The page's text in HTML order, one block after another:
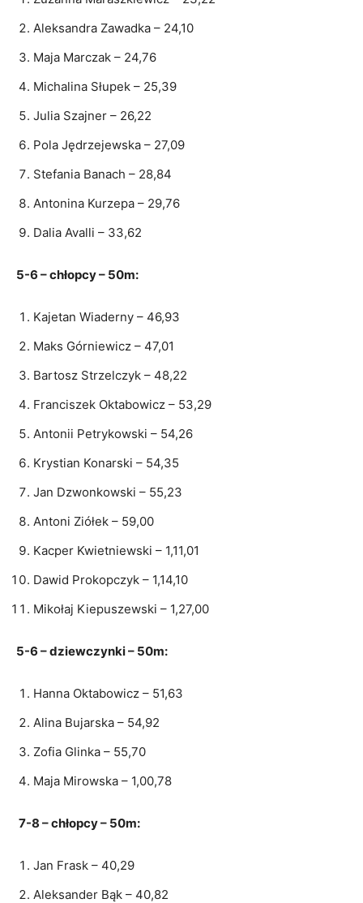
Aleksandra Zawadka – 24,10
Maja Marczak – 24,76
Michalina Słupek – 25,39
Julia Szajner – 26,22
Pola Jędrzejewska – 27,09
Stefania Banach – 28,84
Antonina Kurzepa – 29,76
Dalia Avalli – 33,62
5-6 – chłopcy – 50m:
Kajetan Wiaderny – 46,93
Maks Górniewicz – 47,01
Bartosz Strzelczyk – 48,22
Franciszek Oktabowicz – 53,29
Antonii Petrykowski – 54,26
Krystian Konarski – 54,35
Jan Dzwonkowski – 55,23
Antoni Ziółek – 59,00
Kacper Kwietniewski – 1,11,01
Dawid Prokopczyk – 1,14,10
Mikołaj Kiepuszewski – 1,27,00
5-6 – dziewczynki – 50m:
Hanna Oktabowicz – 51,63
Alina Bujarska – 54,92
Zofia Glinka – 55,70
Maja Mirowska – 1,00,78
7-8 – chłopcy – 50m:
Jan Frask – 40,29
Aleksander Bąk – 40,82